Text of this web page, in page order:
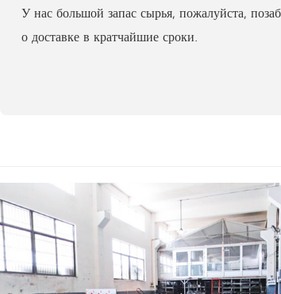
У нас большой запас сырья, пожалуйста,
о доставке в кратчайшие сроки.